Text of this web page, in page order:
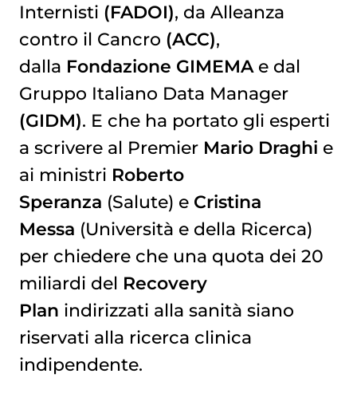
Internisti (FADOI), da Alleanza
contro il Cancro (ACC),
dalla Fondazione GIMEMAe dal
Gruppo Italiano Data Manager
(GIDM). E che ha portato gli esperti
a scrivere al Premier Mario Draghi e
ai ministri Roberto
Speranza (Salute) e Cristina
Messa (Università e della Ricerca)
per chiedere che una quota dei 20
miliardi del Recovery
Plan indirizzati alla sanità siano
riservati alla ricerca clinica
indipendente.